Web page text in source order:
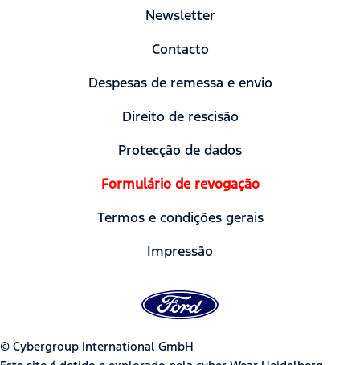
Newsletter
Contacto
Despesas de remessa e envio
Direito de rescisão
Protecção de dados
Formulário de revogação
Termos e condições gerais
Impressão
© Cybergroup International GmbH